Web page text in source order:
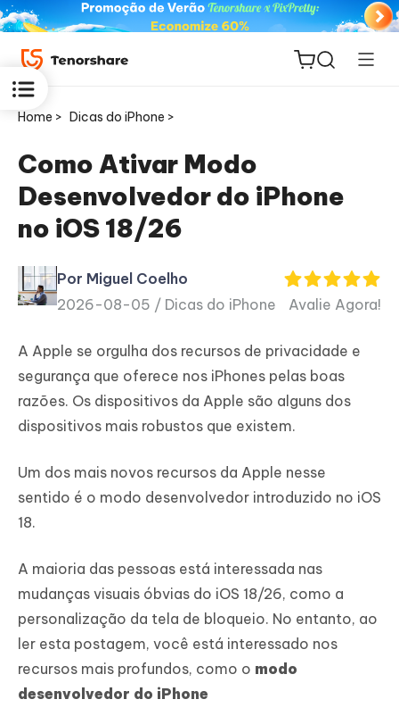
ReiBoot
for iOS
PDNob
PDF
Novo
iAnyGo
Home > Dicas do iPhone >
Como Ativar Modo
Desenvolvedor do iPhone
no iOS 18/26
Por Miguel Coelho
2026-08-05 / Dicas do iPhone Avalie Agora!
A Apple se orgulha dos recursos de privacidade e
segurança que oferece nos iPhones pelas boas
razões. Os dispositivos da Apple são alguns dos
dispositivos mais robustos que existem.
Um dos mais novos recursos da Apple nesse
sentido é o modo desenvolvedor introduzido no iOS
18.
A maioria das pessoas está interessada nas
mudanças visuais óbvias do iOS 18/26, como a
personalização da tela de bloqueio. No entanto, ao
ler esta postagem, você está interessado nos
recursos mais profundos, como o modo
desenvolvedor do iPhone